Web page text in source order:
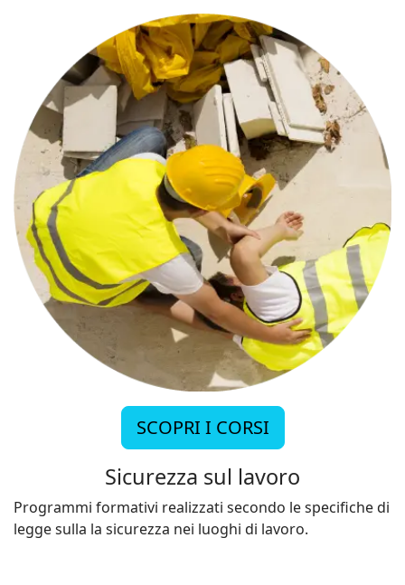
SCOPRI I CORSI
Sicurezza sul lavoro
Programmi formativi realizzati secondo le specifiche di
legge sulla la sicurezza nei luoghi di lavoro.